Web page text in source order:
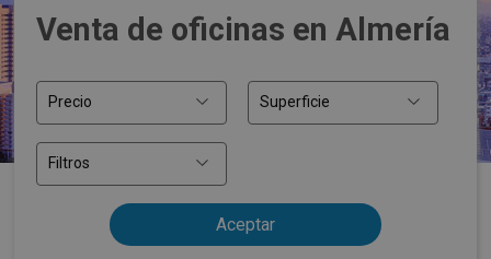
Venta de oficinas en Almería
Precio Superficie
Filtros